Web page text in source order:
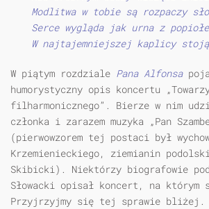
Modlitwa w tobie są rozpaczy
Serce wygląda jak urna z
W najtajemniejszej kaplicy
W piątym rozdziale Pana Alfonsa
humorystyczny opis koncertu
filharmonicznego”. Bierze w nim
członka i zarazem muzyka „Pan
(pierwowzorem tej postaci był
Krzemienieckiego, ziemianin
Skibicki). Niektórzy biografowie
Słowacki opisał koncert, na którym
Przyjrzyjmy się tej sprawie bliżej.